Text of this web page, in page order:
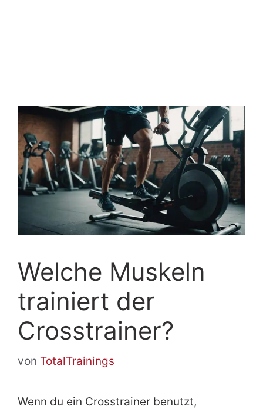
Welche Muskeln
trainiert der
Crosstrainer?
von TotalTrainings
Wenn du ein Crosstrainer benutzt,